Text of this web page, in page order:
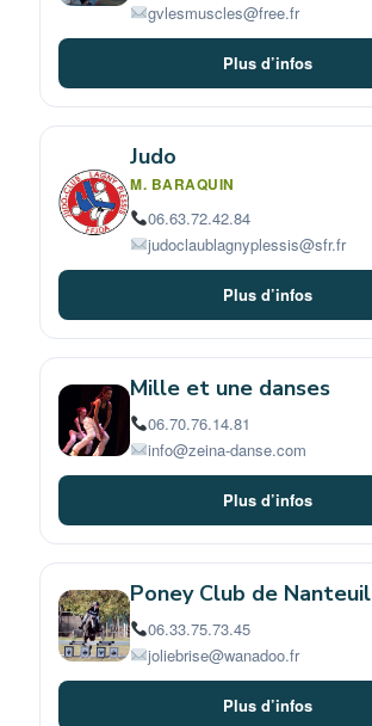
gvlesmuscles@free.fr
Plus d’infos
Judo
M. BARAQUIN
06.63.72.42.84
judoclaublagnyplessis@sfr.fr
Plus d’infos
Mille et une danses
06.70.76.14.81
info@zeina-danse.com
Plus d’infos
Poney Club de Nanteuil
06.33.75.73.45
joliebrise@wanadoo.fr
Plus d’infos